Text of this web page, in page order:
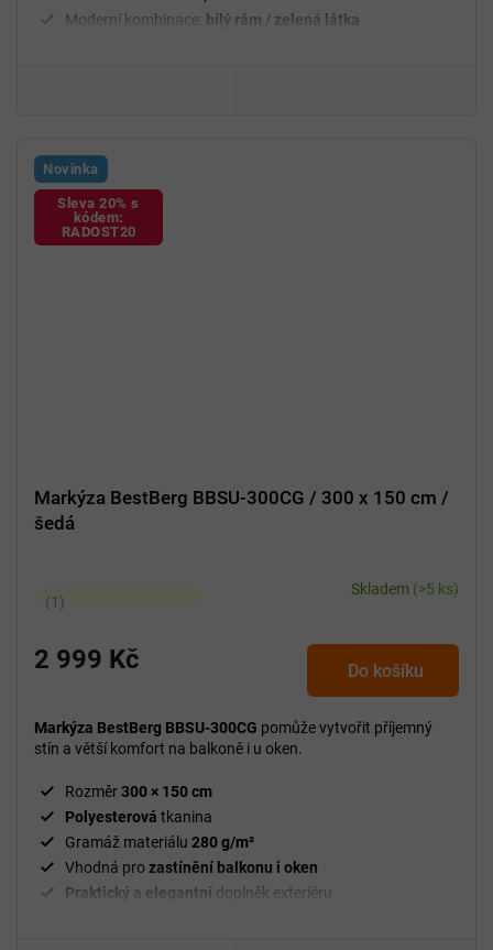
Moderní kombinace: bílý rám / zelená látka
Novinka
Sleva 20% s
kódem:
RADOST20
Markýza BestBerg BBSU-300CG / 300 x 150 cm /
šedá
Průměrné
produktu
z
5
Skladem (>5 ks)
2 999 Kč Do košíku
Markýza BestBerg BBSU-300CG pomůže vytvořit příjemný
stín a větší komfort na balkoně i u oken.
Rozměr300 × 150 cm
Polyesterová tkanina
Gramáž materiálu 280 g/m²
Vhodná prozastínění balkonu i oken
Praktický a elegantní doplněk exteriéru